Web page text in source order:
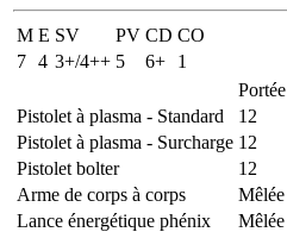
M E SV PV CD CO
7 4 3+/4++ 5 6+
1
Portée
Pistolet à plasma - Standard
12
Pistolet à plasma - Surcharge 12
Pistolet bolter
12
Arme de corps à corps
Mêlée
Lance énergétique phénix
Mêlée